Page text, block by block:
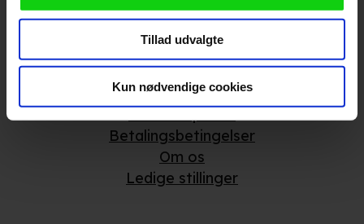
indsamle persondata om IP-adresse, ID og din browser til
videregives til vores samarbejdspartnere, der opbevarer
og tilgår oplysninger på din enhed for at vise dig
målrettede annoncer, levere tilpasset indhold, foretage
annonce- og indholdsmåling, lave produktudvikling og
opnå målgruppeindsigt. Se mere information
under indstillinger og i vores persondatapolitik.
Hvis du tillader det, vil vi også gerne:
Tillad udvalgte
Kun nødvendige cookies
Om Kino.dk
Annoncering
Betalingsbetingelser
Om os
Ledige stillinger